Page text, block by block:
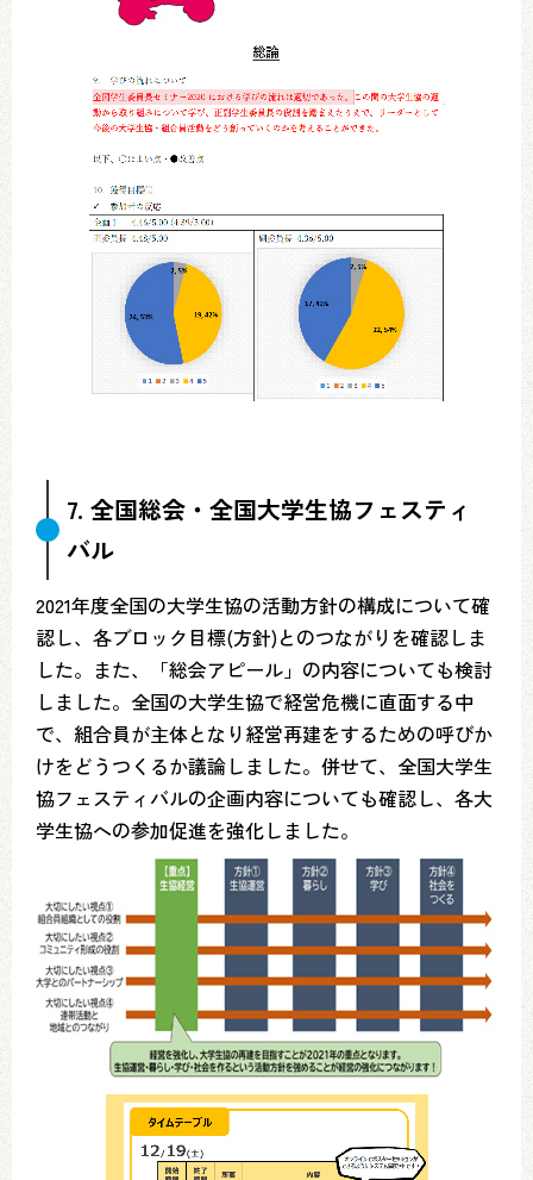
7. 全国総会・全国大学生協フェスティ
バル
2021年度全国の大学生協の活動方針の構成について確
認し、各ブロック目標(方針)とのつながりを確認しま
した。また、「総会アピール」の内容についても検討
しました。全国の大学生協で経営危機に直面する中
で、組合員が主体となり経営再建をするための呼びか
けをどうつくるか議論しました。併せて、全国大学生
協フェスティバルの企画内容についても確認し、各大
学生協への参加促進を強化しました。